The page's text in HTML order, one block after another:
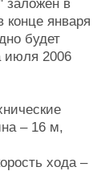
заложен в
конце января
будет
июля 2006
– 16 м,
хода –